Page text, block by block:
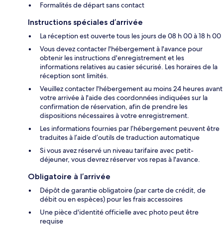
Formalités de départ sans contact
Instructions spéciales d’arrivée
La réception est ouverte tous les jours de 08 h 00 à 18 h 00
Vous devez contacter l'hébergement à l'avance pour
obtenir les instructions d'enregistrement et les
informations relatives au casier sécurisé. Les horaires de la
réception sont limités.
Veuillez contacter l'hébergement au moins 24 heures avant
votre arrivée à l'aide des coordonnées indiquées sur la
confirmation de réservation, afin de prendre les
dispositions nécessaires à votre enregistrement.
Les informations fournies par l’hébergement peuvent être
traduites à l’aide d’outils de traduction automatique
Si vous avez réservé un niveau tarifaire avec petit-
déjeuner, vous devrez réserver vos repas à l'avance.
Obligatoire à l’arrivée
Dépôt de garantie obligatoire (par carte de crédit, de
débit ou en espèces) pour les frais accessoires
Une pièce d'identité officielle avec photo peut être
requise